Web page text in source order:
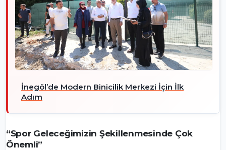
İnegöl’de Modern Binicilik Merkezi İçin İlk
Adım
“Spor Geleceğimizin Şekillenmesinde Çok
Önemli”